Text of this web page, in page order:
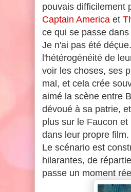
pouvais difficilement
Captain America et
ce qui se passe
Je n'ai pas été
l'hétérogénéité de
voir les choses, ses
mal, et cela crée
aimé la scène entre
dévoué à sa patrie,
plus sur le Faucon
dans leur propre film.
Le scénario est
hilarantes, de
passe un moment